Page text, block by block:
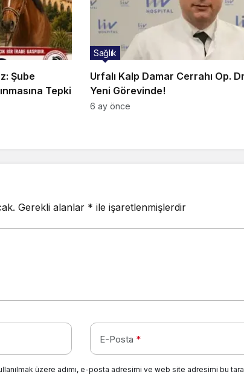
Şube
Tepki
Urfalı Kalp Damar Cerrahı Op.
Yeni Görevinde!
Sağlık
6 ay önce
Gerekli alanlar * ile işaretlenmişlerdir
E-Posta *
üzere adımı, e-posta adresimi ve web site adresimi bu